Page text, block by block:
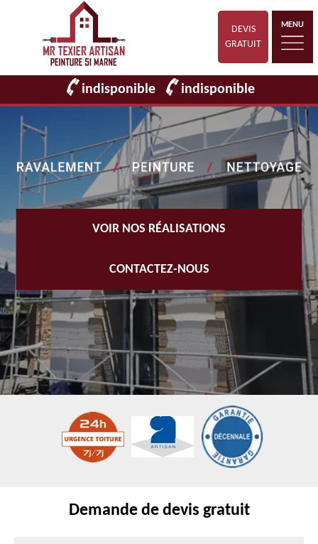
DEVIS
GRATUIT
MENU
indisponible indisponible
VOIR NOS RÉALISATIONS
CONTACTEZ-NOUS
Demande de devis gratuit